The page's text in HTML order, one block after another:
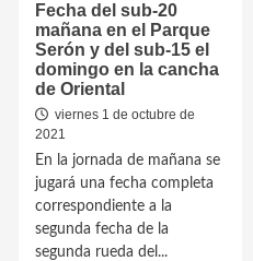
Fecha del sub-20
mañana en el Parque
Serón y del sub-15 el
domingo en la cancha
de Oriental
viernes 1 de octubre de
2021
En la jornada de mañana se
jugará una fecha completa
correspondiente a la
segunda fecha de la
segunda rueda del...